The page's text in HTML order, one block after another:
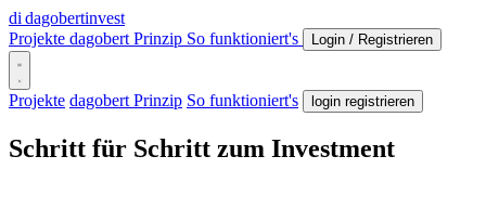
di dagobertinvest
Projekte dagobert Prinzip So funktioniert's Login / Registrieren
Projekte dagobert Prinzip So funktioniert's login registrieren
Schritt für Schritt zum Investment